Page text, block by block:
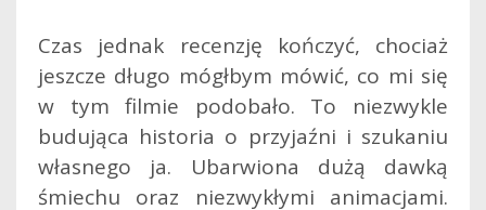
Czas jednak recenzję kończyć, chociaż
jeszcze długo mógłbym mówić, co mi się
w tym filmie podobało. To niezwykle
budująca historia o przyjaźni i szukaniu
własnego ja. Ubarwiona dużą dawką
śmiechu oraz niezwykłymi animacjami.